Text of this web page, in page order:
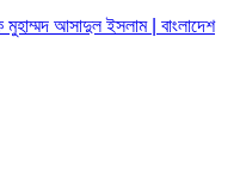
আসাদুল ইসলাম | বাংলাদেশ